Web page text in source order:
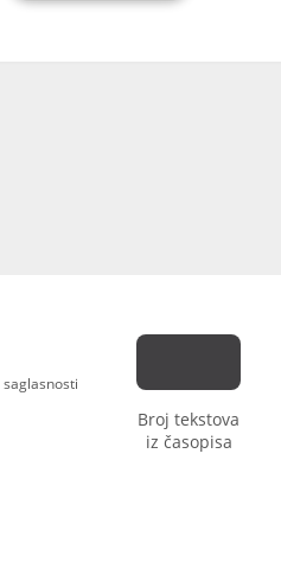
Broj tekstova
iz časopisa